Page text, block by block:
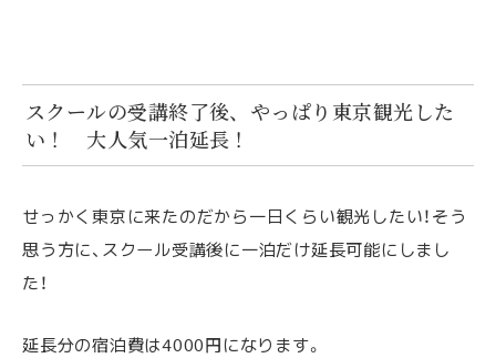
スクールの受講終了後、やっぱり東京観光した
い！ 大人気一泊延長！
せっかく東京に来たのだから一日くらい観光したい！そう
思う方に、スクール受講後に一泊だけ延長可能にしまし
た！
延長分の宿泊費は4000円になります。